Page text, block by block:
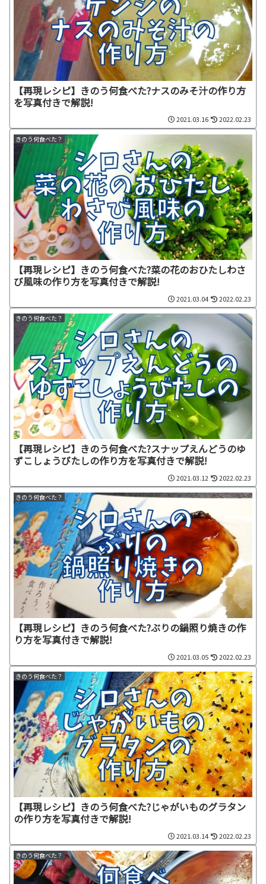
【再現レシピ】きのう何食べた?ナスのみそ汁の作り方
を写真付きで解説!
2021.03.16 2022.02.23
きのう何食べた？
【再現レシピ】きのう何食べた?菜の花のおひたしわさ
び風味の作り方を写真付きで解説!
2021.03.04 2022.02.23
きのう何食べた？
【再現レシピ】きのう何食べた?スナップえんどうのゆ
ずこしょうびたしの作り方を写真付きで解説!
2021.03.12 2022.02.23
きのう何食べた？
【再現レシピ】きのう何食べた?ぶりの鍋照り焼きの作
り方を写真付きで解説!
2021.03.05 2022.02.23
きのう何食べた？
【再現レシピ】きのう何食べた?じゃがいものグラタン
の作り方を写真付きで解説!
2021.03.14 2022.02.23
きのう何食べた？